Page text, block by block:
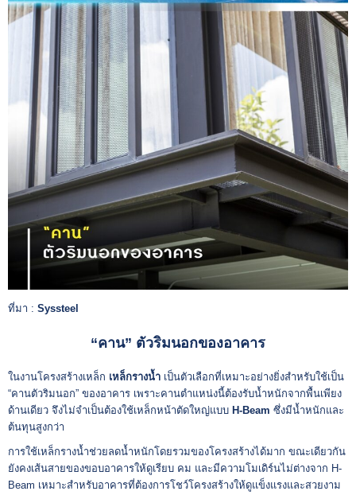
ที่มา : Syssteel
“คาน” ตัวริมนอกของอาคาร
ในงานโครงสร้างเหล็ก เหล็กรางน้ำ เป็นตัวเลือกที่เหมาะอย่างยิ่งสำหรับใช้เป็น
“คานตัวริมนอก” ของอาคาร เพราะคานตำแหน่งนี้ต้องรับน้ำหนักจากพื้นเพียง
ด้านเดียว จึงไม่จำเป็นต้องใช้เหล็กหน้าตัดใหญ่แบบ H-Beam ซึ่งมีน้ำหนักและ
ต้นทุนสูงกว่า
การใช้เหล็กรางน้ำช่วยลดน้ำหนักโดยรวมของโครงสร้างได้มาก ขณะเดียวกัน
ยังคงเส้นสายของขอบอาคารให้ดูเรียบ คม และมีความโมเดิร์นไม่ต่างจาก H-
Beam เหมาะสำหรับอาคารที่ต้องการโชว์โครงสร้างให้ดูแข็งแรงและสวยงาม